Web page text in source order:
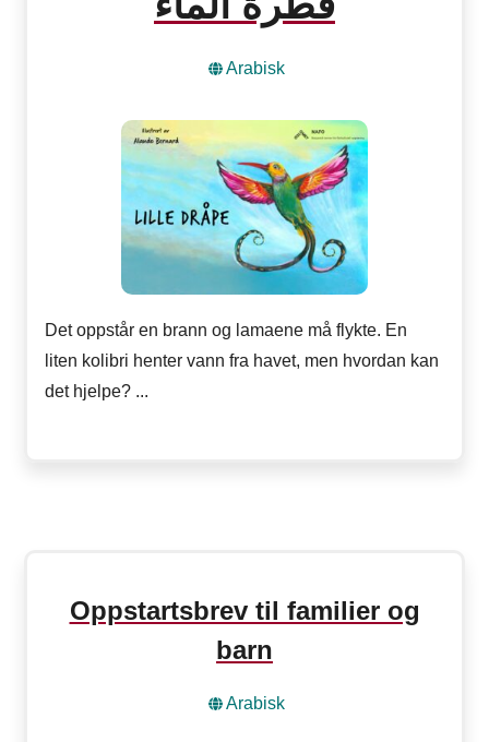
Arabisk
Det oppstår en brann og lamaene må flykte. En
liten kolibri henter vann fra havet, men hvordan kan
det hjelpe? ...
Oppstartsbrev til familier og
barn
Arabisk